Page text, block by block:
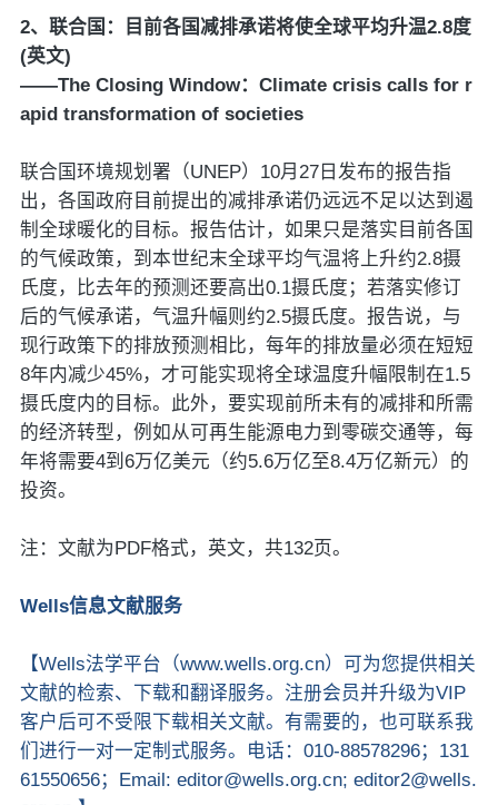
2、联合国：目前各国减排承诺将使全球平均升温2.8度
(英文)
——The Closing Window：Climate crisis calls for r
apid transformation of societies
联合国环境规划署（UNEP）10月27日发布的报告指
出，各国政府目前提出的减排承诺仍远远不足以达到遏
制全球暖化的目标。报告估计，如果只是落实目前各国
的气候政策，到本世纪末全球平均气温将上升约2.8摄
氏度，比去年的预测还要高出0.1摄氏度；若落实修订
后的气候承诺，气温升幅则约2.5摄氏度。报告说，与
现行政策下的排放预测相比，每年的排放量必须在短短
8年内减少45%，才可能实现将全球温度升幅限制在1.5
摄氏度内的目标。此外，要实现前所未有的减排和所需
的经济转型，例如从可再生能源电力到零碳交通等，每
年将需要4到6万亿美元（约5.6万亿至8.4万亿新元）的
投资。
注：文献为PDF格式，英文，共132页。
Wells信息文献服务
【Wells法学平台（www.wells.org.cn）可为您提供相关
文献的检索、下载和翻译服务。注册会员并升级为VIP
客户后可不受限下载相关文献。有需要的，也可联系我
们进行一对一定制式服务。电话：010-88578296；131
61550656；Email: editor@wells.org.cn; editor2@wells.